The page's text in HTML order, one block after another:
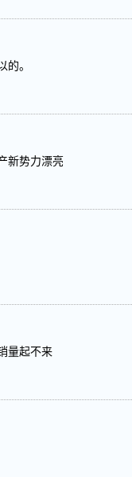
的。
新势力漂亮
量起不来